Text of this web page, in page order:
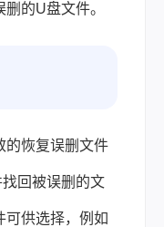
的U盘文件。
的恢复误删文件
回被误删的文
可供选择，例如